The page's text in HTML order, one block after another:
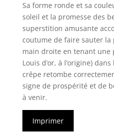
Sa forme ronde et sa
soleil et la promesse des
superstition amusante
coutume de faire sauter la
main droite en tenant une
Louis d’or, à l’origine)
crêpe retombe
signe de prospérité et de
à venir.
Imprimer